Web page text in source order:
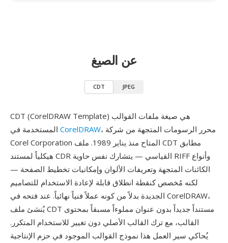
عن الصيغ
CDT JPEG
CDT (CorelDRAW Template) هي صيغة ملفات القوالب
CorelDRAW، محرر الرسومات المتجهة من شركة
Corel Corporation المتاح منذ يناير 1989. ملف CDT مطابق
هيكلياً لمستند CDR القياسي — يتشارك نفس حاوية RIFF وأنواع
الكائنات المتجهة وتعريفات الألوان وإمكانيات تخطيط الصفحة —
لكنه مُخصص كنقطة انطلاق قابلة لإعادة الاستخدام للتصاميم
الجديدة بدلاً من كونه عملاً فنياً نهائياً. عند فتحه في CorelDRAW،
يُنشئ ملف CDT مستنداً جديداً بدون عنوان مملوءاً مسبقاً بمحتوى
القالب، مع ترك القالب الأصلي دون تغيير للاستخدام المتكرر.
يُحاكي سير العمل هذا نموذج القوالب الموجود في حزم الإنتاجية